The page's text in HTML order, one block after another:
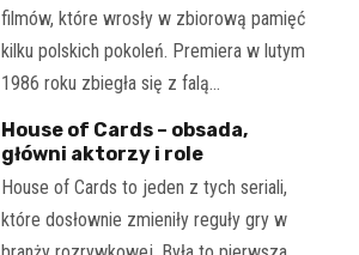
filmów, które wrosły w zbiorową pamięć
kilku polskich pokoleń. Premiera w lutym
1986 roku zbiegła się z falą…
House of Cards – obsada,
główni aktorzy i role
House of Cards to jeden z tych seriali,
które dosłownie zmieniły reguły gry w